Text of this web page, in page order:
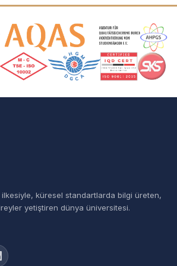
ve Üyelik Logoları
ilkesiyle, küresel standartlarda bilgi üreten,
yetiştiren dünya üniversitesi.